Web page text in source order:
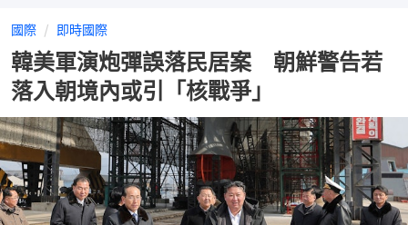
國際 即時國際
韓美軍演炮彈誤落民居案 朝鮮警告若
落入朝境內或引「核戰爭」